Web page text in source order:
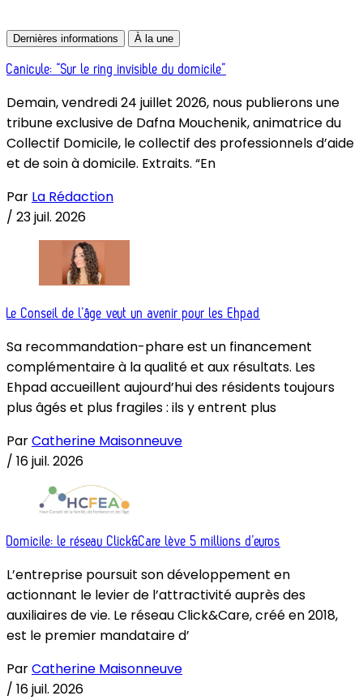
Dernières informations À la une
Canicule: “Sur le ring invisible du domicile”
Demain, vendredi 24 juillet 2026, nous publierons une
tribune exclusive de Dafna Mouchenik, animatrice du
Collectif Domicile, le collectif des professionnels d’aide
et de soin à domicile. Extraits. “En
Par La Rédaction
/ 23 juil. 2026
Le Conseil de l’âge veut un avenir pour les Ehpad
Sa recommandation-phare est un financement
complémentaire à la qualité et aux résultats. Les
Ehpad accueillent aujourd’hui des résidents toujours
plus âgés et plus fragiles : ils y entrent plus
ParCatherine Maisonneuve
/ 16 juil. 2026
Domicile: le réseau Click&Care lève 5 millions d’euros
L’entreprise poursuit son développement en
actionnant le levier de l’attractivité auprès des
auxiliaires de vie. Le réseau Click&Care, créé en 2018,
est le premier mandataire d’
ParCatherine Maisonneuve
/ 16 juil. 2026